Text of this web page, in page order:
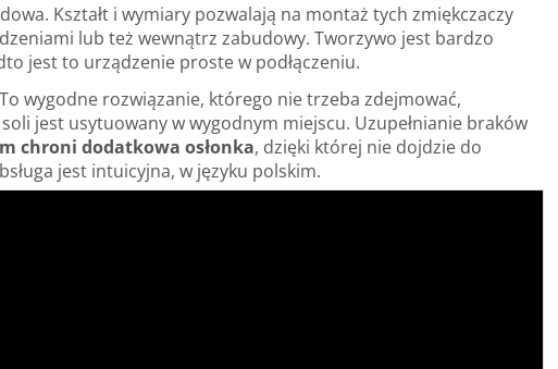
Kształt i wymiary pozwalają na montaż tych zmiękczaczy
lub też wewnątrz zabudowy. Tworzywo jest bardzo
jest to urządzenie proste w podłączeniu.
wygodne rozwiązanie, którego nie trzeba zdejmować,
jest usytuowany w wygodnym miejscu. Uzupełnianie braków
chroni dodatkowa osłonka, dzięki której nie dojdzie do
jest intuicyjna, w języku polskim.